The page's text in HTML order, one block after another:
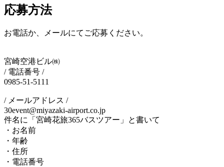
応募方法
お電話か、メールにてご応募ください。
宮崎空港ビル㈱
/ 電話番号 /
0985-51-5111
/ メールアドレス /
30event@miyazaki-airport.co.jp
件名に「宮崎花旅365バスツアー」と書いて
・お名前
・年齢
・住所
・電話番号